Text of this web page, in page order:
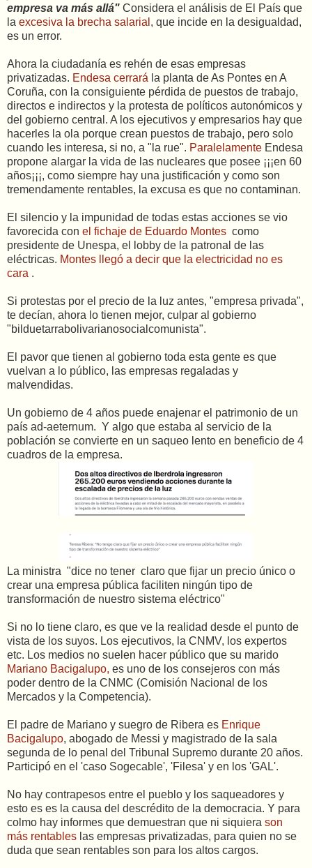
empresa va más allá" Considera el análisis de El País que
la excesiva la brecha salarial , que incide en la desigualdad,
es un error.
Ahora la ciudadanía es rehén de esas empresas
privatizadas. Endesa cerrará la planta de As Pontes en A
Coruña, con la consiguiente pérdida de puestos de trabajo,
directos e indirectos y la protesta de políticos autonómicos y
del gobierno central. A los ejecutivos y empresarios hay que
hacerles la ola porque crean puestos de trabajo, pero solo
cuando les interesa, si no, a "la rue". Paralelamente Endesa
propone alargar la vida de las nucleares que posee ¡¡¡en 60
años¡¡¡, como siempre hay una justificación y como son
tremendamente rentables, la excusa es que no contaminan.
El silencio y la impunidad de todas estas acciones se vio
favorecida con el fichaje de Eduardo Montes como
presidente de Unespa, el lobby de la patronal de las
eléctricas. Montes llegó a decir que la electricidad no es
cara .
Si protestas por el precio de la luz antes, "empresa privada",
te decían, ahora lo tienen mejor, culpar al gobierno
"bilduetarrabolivarianosocialcomunista".
El pavor que tienen al gobierno toda esta gente es que
vuelvan a lo público, las empresas regaladas y
malvendidas.
Un gobierno de 4 años puede enajenar el patrimonio de un
país ad-aeternum. Y algo que estaba al servicio de la
población se convierte en un saqueo lento en beneficio de 4
cuadros de la empresa.
La ministra "dice no tener claro que fijar un precio único o
crear una empresa pública faciliten ningún tipo de
transformación de nuestro sistema eléctrico"
Si no lo tiene claro, es que ve la realidad desde el punto de
vista de los suyos. Los ejecutivos, la CNMV, los expertos
etc. Los medios no suelen hacer público que su marido
Mariano Bacigalupo, es uno de los consejeros con más
poder dentro de la CNMC (Comisión Nacional de los
Mercados y la Competencia).
El padre de Mariano y suegro de Ribera es Enrique
Bacigalupo, abogado de Messi y magistrado de la sala
segunda de lo penal del Tribunal Supremo durante 20 años.
Participó en el 'caso Sogecable', 'Filesa' y en los 'GAL'.
No hay contrapesos entre el pueblo y los saqueadores y
esto es es la causa del descrédito de la democracia. Y para
colmo hay informes que demuestran que ni siquiera son
más rentables las empresas privatizadas, para quien no se
duda que sean rentables son para los altos cargos.